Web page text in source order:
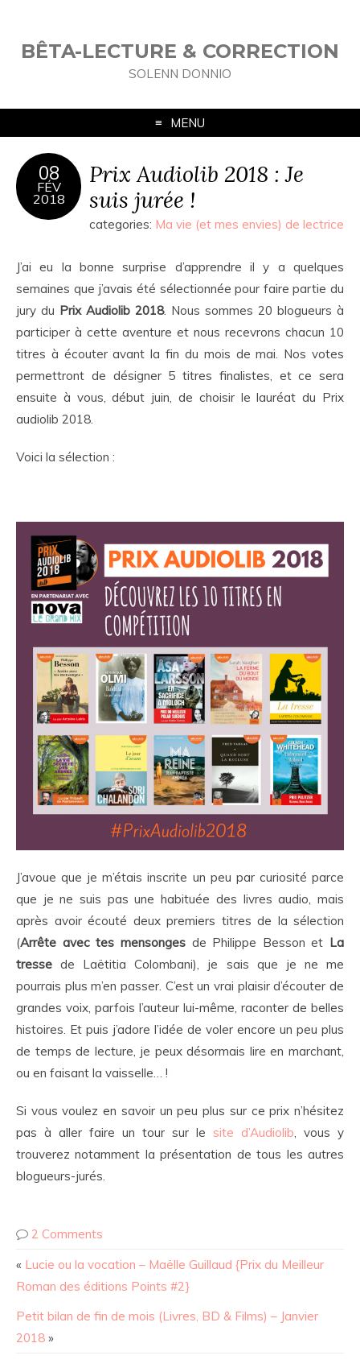
BÊTA-LECTURE & CORRECTION
SOLENN DONNIO
MENU
08
FÉV
2018
Prix Audiolib 2018 : Je
suis jurée !
categories: Ma vie (et mes envies) de lectrice
J’ai eu la bonne surprise d’apprendre il y a quelques
semaines que j’avais été sélectionnée pour faire partie du
jury du Prix Audiolib 2018. Nous sommes 20 blogueurs à
participer à cette aventure et nous recevrons chacun 10
titres à écouter avant la fin du mois de mai. Nos votes
permettront de désigner 5 titres finalistes, et ce sera
ensuite à vous, début juin, de choisir le lauréat du Prix
audiolib 2018.
Voici la sélection :
J’avoue que je m’étais inscrite un peu par curiosité parce
que je ne suis pas une habituée des livres audio, mais
après avoir écouté deux premiers titres de la sélection
(Arrête avec tes mensonges de Philippe Besson et La
tresse de Laëtitia Colombani), je sais que je ne me
pourrais plus m’en passer. C’est un vrai plaisir d’écouter de
grandes voix, parfois l’auteur lui-même, raconter de belles
histoires. Et puis j’adore l’idée de voler encore un peu plus
de temps de lecture, je peux désormais lire en marchant,
ou en faisant la vaisselle… !
Si vous voulez en savoir un peu plus sur ce prix n’hésitez
pas à aller faire un tour sur le site d’Audiolib, vous y
trouverez notamment la présentation de tous les autres
blogueurs-jurés.
2 Comments
« Lucie ou la vocation – Maëlle Guillaud {Prix du Meilleur
Roman des éditions Points #2}
Petit bilan de fin de mois (Livres, BD & Films) – Janvier
2018 »